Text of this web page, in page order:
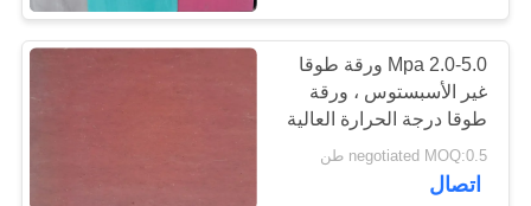
جولة
المعمل
بطانة الفرامل
الاسبستوس
20
2.0-5.0 Mpa ورقة طوقا
غير الأسبستوس ، ورقة
طوقا درجة الحرارة العالية
negotiated MOQ:0.5 طن
اتصال